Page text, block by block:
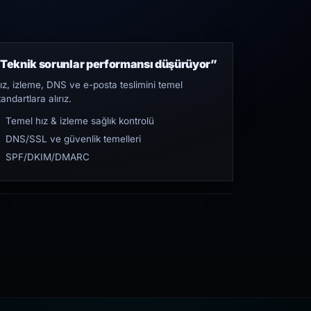
sorunlar performansı düşürüyor”
izleme, DNS ve e-posta teslimini temel
alırız.
Temel hız & izleme sağlık kontrolü
DNS/SSL ve güvenlik temelleri
SPF/DKIM/DMARC